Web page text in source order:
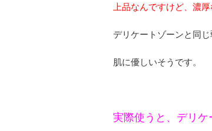
上品なんですけど、濃
デリケートゾーンと同
肌に優しいそうです。
実際使うと、デリ